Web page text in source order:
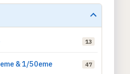
13
& 1/50eme 47